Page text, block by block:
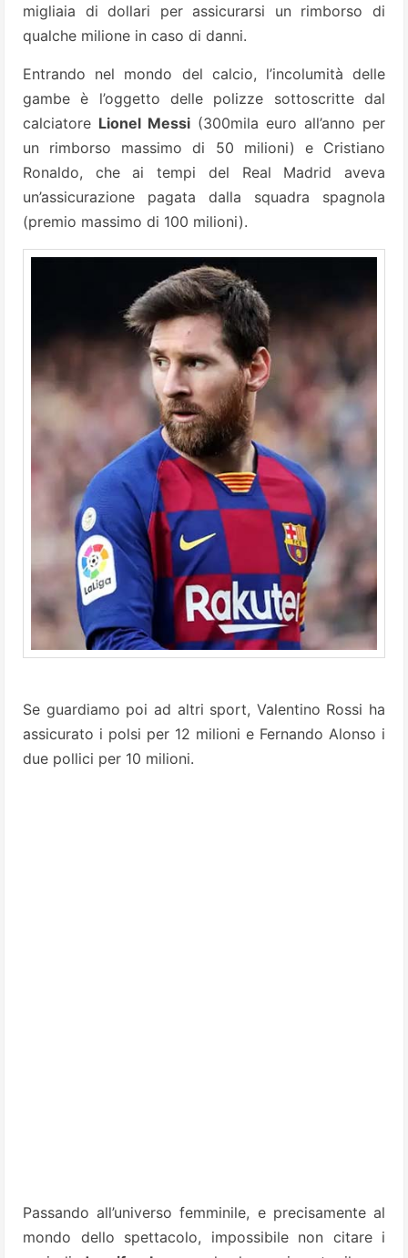
migliaia di dollari per assicurarsi un rimborso di
qualche milione in caso di danni.
Entrando nel mondo del calcio, l’incolumità delle
gambe è l’oggetto delle polizze sottoscritte dal
calciatore Lionel Messi (300mila euro all’anno per
un rimborso massimo di 50 milioni) e Cristiano
Ronaldo, che ai tempi del Real Madrid aveva
un’assicurazione pagata dalla squadra spagnola
(premio massimo di 100 milioni).
Se guardiamo poi ad altri sport, Valentino Rossi ha
assicurato i polsi per 12 milioni e Fernando Alonso i
due pollici per 10 milioni.
Passando all’universo femminile, e precisamente al
mondo dello spettacolo, impossibile non citare i